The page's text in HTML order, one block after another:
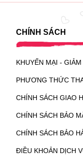
CHÍNH SÁCH
KHUYẾN MẠI -
PHƯƠNG THỨC
CHÍNH SÁCH GIAO
CHÍNH SÁCH BẢO
CHÍNH SÁCH BẢO
ĐIỀU KHOẢN DỊCH